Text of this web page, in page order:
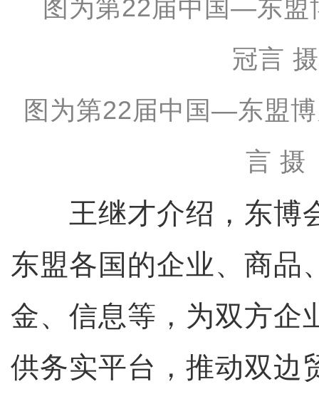
图为第22届中国—东盟
言 摄
王继才介绍，东博
东盟各国的企业、商品
金、信息等，为双方企
供务实平台，推动双边